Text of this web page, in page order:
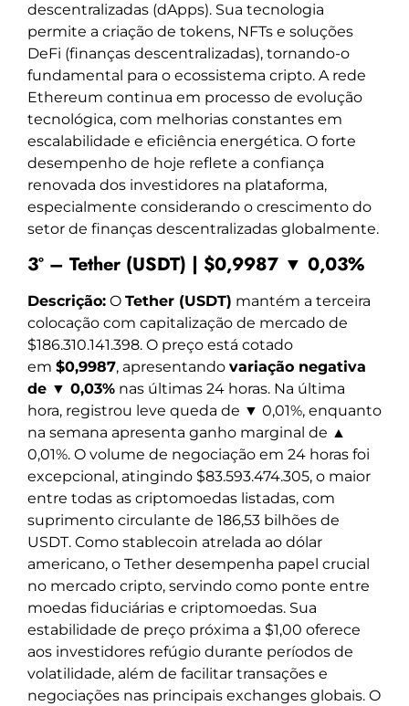
descentralizadas (dApps). Sua tecnologia
permite a criação de tokens, NFTs e soluções
DeFi (finanças descentralizadas), tornando-o
fundamental para o ecossistema cripto. A rede
Ethereum continua em processo de evolução
tecnológica, com melhorias constantes em
escalabilidade e eficiência energética. O forte
desempenho de hoje reflete a confiança
renovada dos investidores na plataforma,
especialmente considerando o crescimento do
setor de finanças descentralizadas globalmente.
3º – Tether (USDT) | $0,9987 ▼ 0,03%
Descrição: O Tether (USDT) mantém a terceira
colocação com capitalização de mercado de
$186.310.141.398. O preço está cotado
em $0,9987, apresentando variação negativa
de ▼ 0,03% nas últimas 24 horas. Na última
hora, registrou leve queda de ▼ 0,01%, enquanto
na semana apresenta ganho marginal de ▲
0,01%. O volume de negociação em 24 horas foi
excepcional, atingindo $83.593.474.305, o maior
entre todas as criptomoedas listadas, com
suprimento circulante de 186,53 bilhões de
USDT. Como stablecoin atrelada ao dólar
americano, o Tether desempenha papel crucial
no mercado cripto, servindo como ponte entre
moedas fiduciárias e criptomoedas. Sua
estabilidade de preço próxima a $1,00 oferece
aos investidores refúgio durante períodos de
volatilidade, além de facilitar transações e
negociações nas principais exchanges globais. O